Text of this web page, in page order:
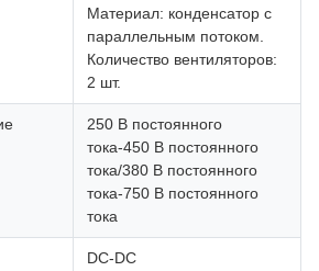
Материал: конденсатор с
параллельным потоком.
Количество вентиляторов:
2 шт.
250 В постоянного
тока-450 В постоянного
тока/380 В постоянного
тока-750 В постоянного
тока
DC-DC